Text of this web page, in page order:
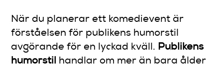
När du planerar ett komedievent är
förståelsen för publikens humorstil
avgörande för en lyckad kväll. Publikens
humorstil handlar om mer än bara ålder